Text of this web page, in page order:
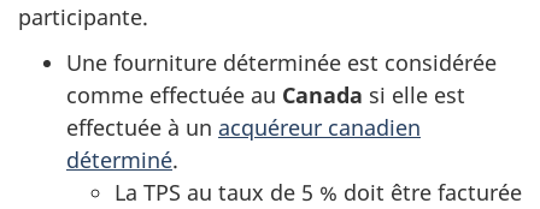
participante.
Une fourniture déterminée est considérée
comme effectuée au Canada si elle est
effectuée à un acquéreur canadien
déterminé.
La TPS au taux de 5 % doit être facturée